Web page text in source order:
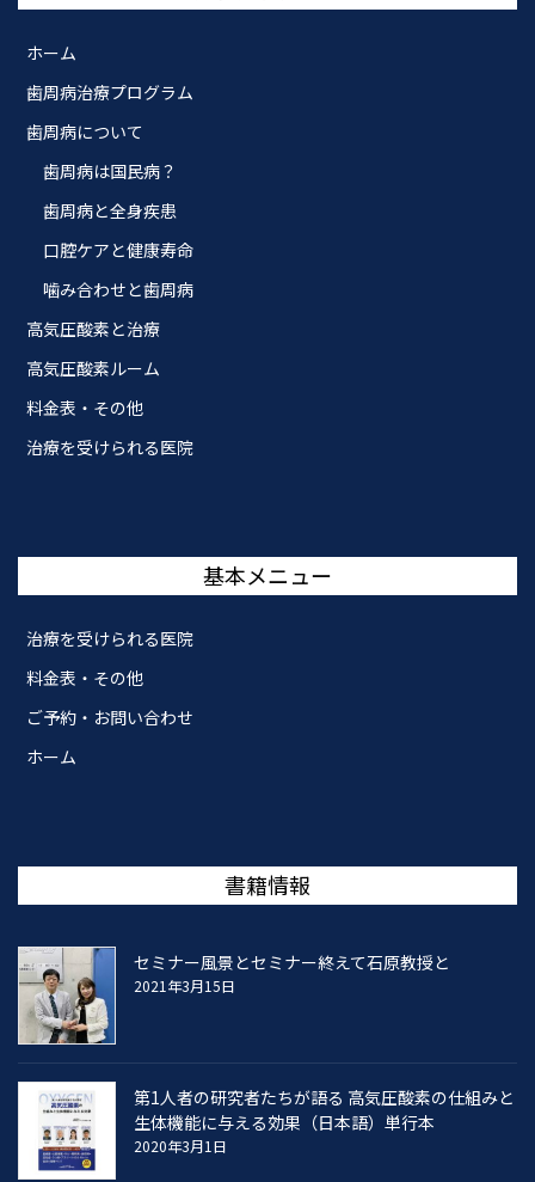
ホーム
歯周病治療プログラム
歯周病について
歯周病は国民病？
歯周病と全身疾患
口腔ケアと健康寿命
噛み合わせと歯周病
高気圧酸素と治療
高気圧酸素ルーム
料金表・その他
治療を受けられる医院
基本メニュー
治療を受けられる医院
料金表・その他
ご予約・お問い合わせ
ホーム
書籍情報
セミナー風景とセミナー終えて石原教授と
2021年3月15日
第1人者の研究者たちが語る 高気圧酸素の仕組みと
生体機能に与える効果（日本語）単行本
2020年3月1日